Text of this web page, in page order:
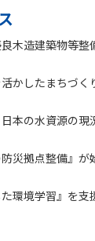
木造建築物等整
かしたまちづく
本の水資源の現
災拠点整備』が
た環境学習』を